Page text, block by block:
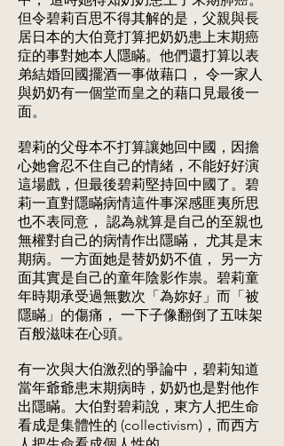
但令碧莉百思不得其解的是，父親與長
居日本的大伯竟打算把奶奶患上末期癌
症的事對她本人隱瞞。他們還打算以表
弟結婚回國擺酒一事做藉口， 令一家人
與奶奶有一個堂而皇之的藉口見最後一
面。
碧莉的父母本不打算讓她回中國，因擔
心她會忍不住自己的情緒，不能好好演
這場戲，但最後碧莉堅持回中國了。碧
莉一直對隱瞞病情這件事深感匪夷所思
也不表同意， 認為就算是自己的至親也
無權對自己的病情作出隱瞞， 尤其是末
期病。一方面她是替奶奶不值， 另一方
面其實是自己的童年陰影作祟。碧莉童
年時期承受過無數次「為妳好」而「被
隱瞞」的傷痛， 一下子像翻倒了五味架
百般滋味在心頭。
有一次與大伯激烈的爭論中，碧莉知道
當年爺爺患末期病時，奶奶也是對他作
出隱瞞。大伯對碧莉說，東方人把生命
看成是集體性的 (collectivism)，而西方